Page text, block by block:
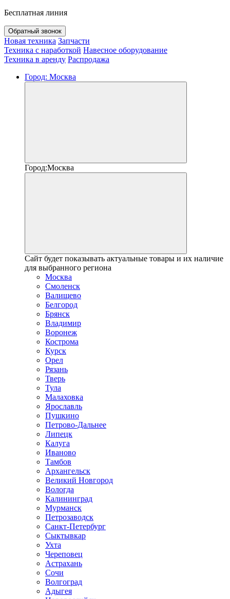
Бесплатная линия
Обратный звонок
Новая техника Запчасти
Техника с наработкой Навесное оборудование
Техника в аренду Распродажа
Город: Москва
Город:Москва
Сайт будет показывать актуальные товары и их наличие
для выбранного региона
Москва
Смоленск
Валищево
Белгород
Брянск
Владимир
Воронеж
Кострома
Курск
Орел
Рязань
Тверь
Тула
Малаховка
Ярославль
Пушкино
Петрово-Дальнее
Липецк
Калуга
Иваново
Тамбов
Архангельск
Великий Новгород
Вологда
Калининград
Мурманск
Петрозаводск
Санкт-Петербург
Сыктывкар
Ухта
Череповец
Астрахань
Сочи
Волгоград
Адыгея